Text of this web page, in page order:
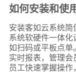
如何安装和使
安装客如云系统
系统软硬件一体
如扫码或平板点
实时报表，管理
员工快速掌握操作
*所属业态
*我的姓名